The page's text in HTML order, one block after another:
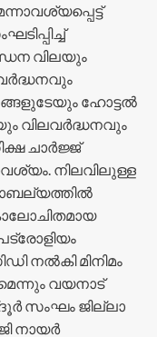
വിലയും
ഹോട്ടൽ
വിലവർദ്ധനവും
ചാർജ്ജ്
നിലവിലുള്ള
നൽകി മിനിമം
വയനാട്
സംഘം ജില്ലാ
നായർ